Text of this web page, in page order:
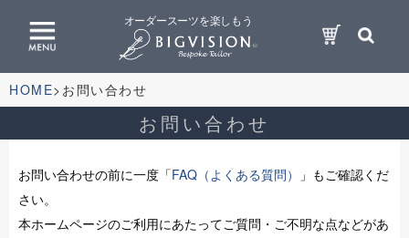
オーダースーツを楽しもう
HOME お問い合わせ
お問い合わせ
お問い合わせの前に一度「FAQ（よくある質問）
」もご確認くだ
さい。
本ホームページのご利用にあたってご質問・ご不明な点などがあ